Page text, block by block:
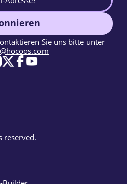
Sie uns bitte unter
reserved.